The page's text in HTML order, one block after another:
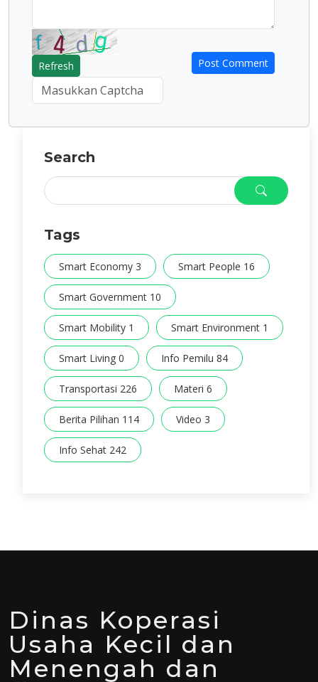
Refresh
Search
Tags
Smart Economy 3 Smart People 16
Smart Government 10
Smart Mobility 1 Smart Environment 1
Smart Living 0 Info Pemilu 84
Transportasi 226 Materi 6
Berita Pilihan 114 Video 3
Info Sehat 242
Dinas Koperasi
Usaha Kecil dan
Menengah dan